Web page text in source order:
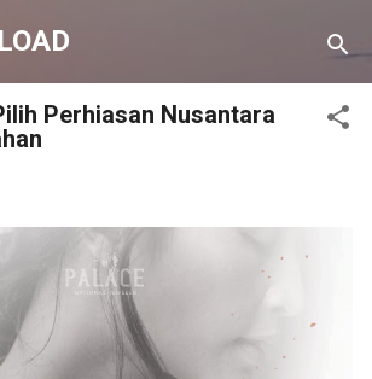
ke konten utama
Perhiasan Nusantara